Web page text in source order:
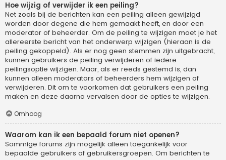
Hoe wijzig of verwijder ik een peiling?
Net zoals bij de berichten kan een peiling alleen gewijzigd
worden door degene die hem gemaakt heeft, en door een
moderator of beheerder. Om de peiling te wijzigen moet je het
allereerste bericht van het onderwerp wijzigen (hieraan is de
peiling gekoppeld). Als er nog geen stemmen zijn uitgebracht,
kunnen gebruikers de peiling verwijderen of iedere
peilingsoptie wijzigen. Maar, als er reeds gestemd is, dan
kunnen alleen moderators of beheerders hem wijzigen of
verwijderen. Dit om te voorkomen dat gebruikers een peiling
maken en deze daarna vervalsen door de opties te wijzigen.
Omhoog
Waarom kan ik een bepaald forum niet openen?
Sommige forums zijn mogelijk alleen toegankelijk voor
bepaalde gebruikers of gebruikersgroepen. Om berichten te